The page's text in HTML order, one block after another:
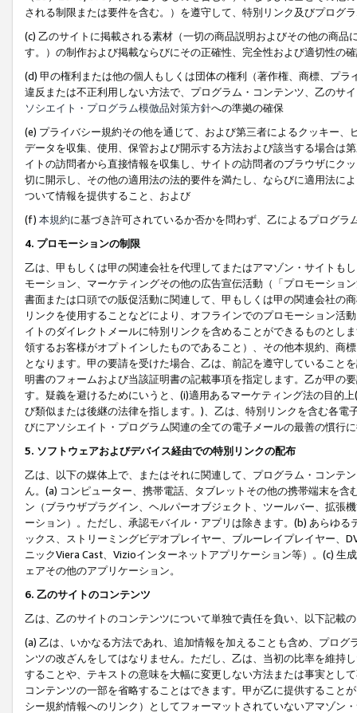
される制限または要件を含む。）を遵守して、特別リンク及びプログ
(c) 乙のサイトに掲載される素材（一切の商品説明およびその他の商
す。）の制作および掲載ならびにその正確性、完全性および適切性の
(d) 甲の権利または他の個人もしくは団体の権利（著作権、商標、プ
違反または不正利用しない方法で、プログラム・コンテンツ、乙のサ
ソシエイト・プログラム模倣品対策方針への準拠の確保
(e) プライバシー規約その他を通じて、および第三者によるクッキー
データを収集、使用、保管および開示する方法および該当する場合は
イトの訪問者から直接情報を収集し、サイトの訪問者のブラウザにク
切に開示し、その他の適用法の法的要件を満たし、ならびに適用法に
ついて情報を提供すること、および
(f) 本規約に基づき許可されているか否かを問わず、乙によるプログ
4. プロモーションの制限
乙は、甲もしくは甲の関連会社を代理してまたはアマゾン・サイトも
モーション、マーケティングその他の広告宣伝活動（「プロモーショ
書面または口頭での販促活動に関連して、甲もしくは甲の関連会社の
リンクを使用することなどにより、オフラインでのプロモーション活
イトのダイレクトメールに特別リンクを含めることができるものとし
領するお客様がオプトインしたものであること）、その他本規約、商
となります。甲の要請を受けた場合、乙は、前記を遵守していること
明書のフォームおよび当該証明書の記載事項を指定します。乙が甲の
す。疑義を避けるためにいうと、(i)適用あるマーケティング法の目的
び類似または後継の法律を指します。)、乙は、特別リンクを含む各
びにアソシエイト・プログラム関連の全ての電子メールの最善の慣行
5. ソフトウェアおよびデバイス経由での特別リンクの配布
乙は、以下の媒体上で、またはそれに関連して、プログラム・コンテ
ん。(a) コンピューター、携帯電話、タブレットその他の携帯端末を
ン（ブラウザプラグイン、ヘルパーオブジェクト、ツールバー、拡張
ーション）。ただし、承認モバイル・アプリは除きます。(b) あらゆ
ックス、ストリーミングビデオプレイヤー、ブルーレイプレイヤー、
ニックViera Cast、Vizioインターネットアプリケーション等）。(c)
ェアその他のアプリケーション。
6. 乙のサイトのコンテンツ
乙は、乙のサイトのコンテンツについて単独で責任を負い、以下記載
(a) 乙は、いかなる方法であれ、追加情報を加えることも含め、プロ
ンツの改ざんをしてはなりません。ただし、乙は、当初の比率を維持
することや、テキストの意味を大幅に変更しない方法または事実とし
コンテンツの一部を省略することはできます。甲が乙に提供すること
シー規約情報へのリンク）としてフォーマットされていないアマゾン